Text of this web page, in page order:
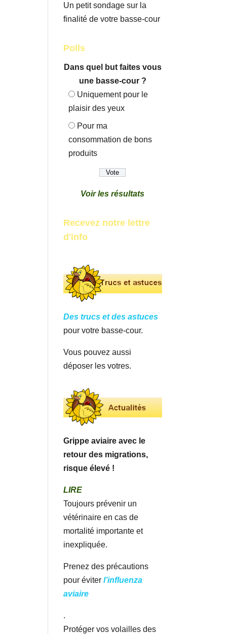
Un petit sondage sur la
finalité de votre basse-cour
Polls
Dans quel but faites vous
une basse-cour ?
Uniquement pour le
plaisir des yeux
Pour ma
consommation de bons
produits
Voir les résultats
Recevez notre lettre
d'info
Des trucs et des astuces
pour votre basse-cour.
Vous pouvez aussi
déposer les votres.
Grippe aviaire avec le
retour des migrations,
risque élevé !
LIRE
Toujours prévenir un
vétérinaire en cas de
mortalité importante et
inexpliquée.
Prenez des précautions
pour éviterl’influenza
aviaire
.
Protéger vos volailles des